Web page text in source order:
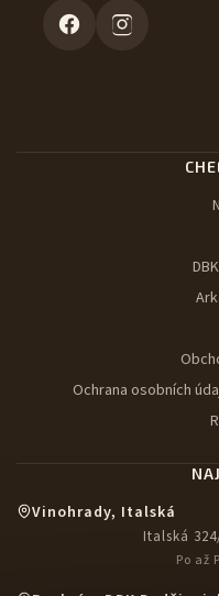
Ochrana osobních
Vinohrady, Italská
Italská
Po až